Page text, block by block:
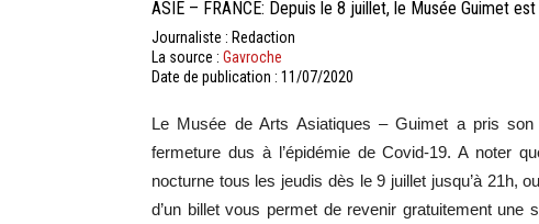
ASIE – FRANCE: Depuis le 8 juillet, le Musée Guimet
Journaliste : Redaction
La source : Gavroche
Date de publication : 11/07/2020
Le Musée de Arts Asiatiques – Guimet a pris
fermeture dus à l’épidémie de Covid-19. A noter
nocturne tous les jeudis dès le 9 juillet jusqu’à 21h,
d’un billet vous permet de revenir gratuitement